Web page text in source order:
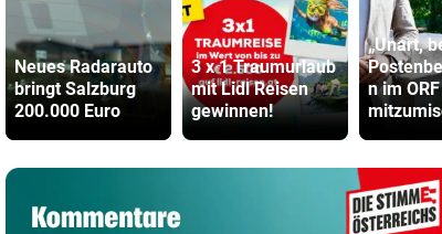
Neues Radarauto
bringt Salzburg
200.000 Euro
3 x 1 Traumurlaub
mit Lidl Reisen
gewinnen!
„Unart,
n im ORF